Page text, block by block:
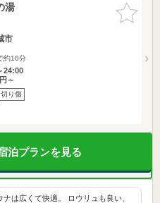
お気に入
りに追加
湯
市
約10分
24:00
～
切り傷
泊プランを見る
は広くて快適。 ロウリュも良い、